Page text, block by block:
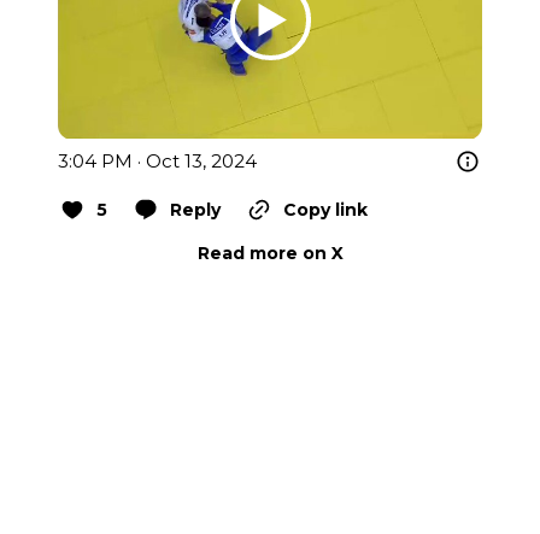
3:04 PM · Oct 13, 2024
5 Reply
Copy link
Read more on X